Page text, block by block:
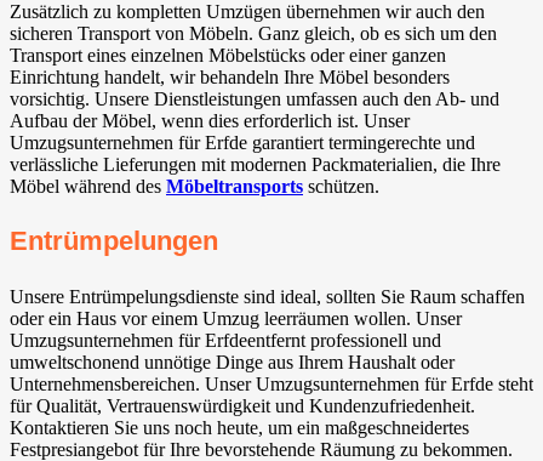
Zusätzlich zu kompletten Umzügen übernehmen wir auch den
sicheren Transport von Möbeln. Ganz gleich, ob es sich um den
Transport eines einzelnen Möbelstücks oder einer ganzen
Einrichtung handelt, wir behandeln Ihre Möbel besonders
vorsichtig. Unsere Dienstleistungen umfassen auch den Ab- und
Aufbau der Möbel, wenn dies erforderlich ist. Unser
Umzugsunternehmen für Erfde garantiert termingerechte und
verlässliche Lieferungen mit modernen Packmaterialien, die Ihre
Möbel während des Möbeltransports schützen.
Entrümpelungen
Unsere Entrümpelungsdienste sind ideal, sollten Sie Raum schaffen
oder ein Haus vor einem Umzug leerräumen wollen. Unser
Umzugsunternehmen für Erfdeentfernt professionell und
umweltschonend unnötige Dinge aus Ihrem Haushalt oder
Unternehmensbereichen. Unser Umzugsunternehmen für Erfde steht
für Qualität, Vertrauenswürdigkeit und Kundenzufriedenheit.
Kontaktieren Sie uns noch heute, um ein maßgeschneidertes
Festpresiangebot für Ihre bevorstehende Räumung zu bekommen.